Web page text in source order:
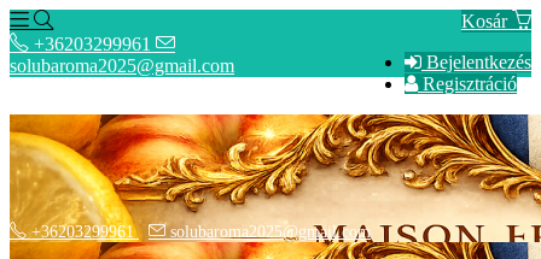
Kosár
Bejelentkezés
Regisztráció
+36203299961
solubaroma2025@gmail.com
+36203299961 solubaroma2025@gmail.com